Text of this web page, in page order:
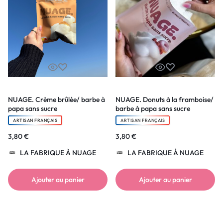
NUAGE. Crème brûlée/ barbe à
papa sans sucre
ARTISAN FRANÇAIS
3,80€
LA FABRIQUE À NUAGE
Ajouter au panier
NUAGE. Donuts à la framboise/
barbe à papa sans sucre
ARTISAN FRANÇAIS
3,80€
LA FABRIQUE À NUAGE
Ajouter au panier